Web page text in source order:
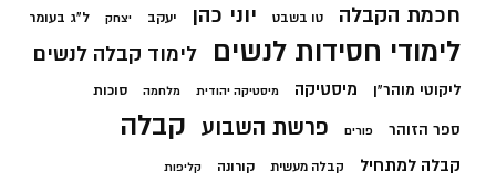
חכמת הקבלה טו בשבט יוני כהן יעקב יצחק ל"ג בעומר
לימודי חסידות לנשים לימוד קבלה לנשים
ליקוטי מוהר"ן מיסטיקה מיסטיקה יהודית מלחמה סוכות
ספר הזוהר פורים פרשת השבוע קבלה
קבלה למתחיל קבלה מעשית קורונה קליפות